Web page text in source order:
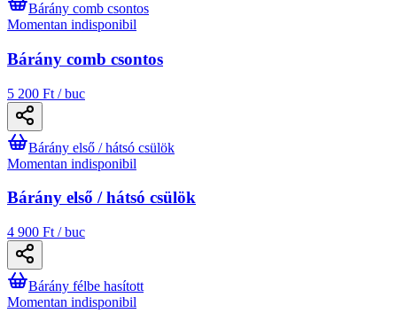
Bárány comb csontos
Momentan indisponibil
Bárány comb csontos
5 200 Ft / buc
Bárány első / hátsó csülök
Momentan indisponibil
Bárány első / hátsó csülök
4 900 Ft / buc
Bárány félbe hasított
Momentan indisponibil